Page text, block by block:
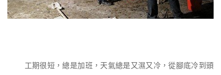
工期很短，總是加班，天氣總是又濕又冷，從腳底冷到頭